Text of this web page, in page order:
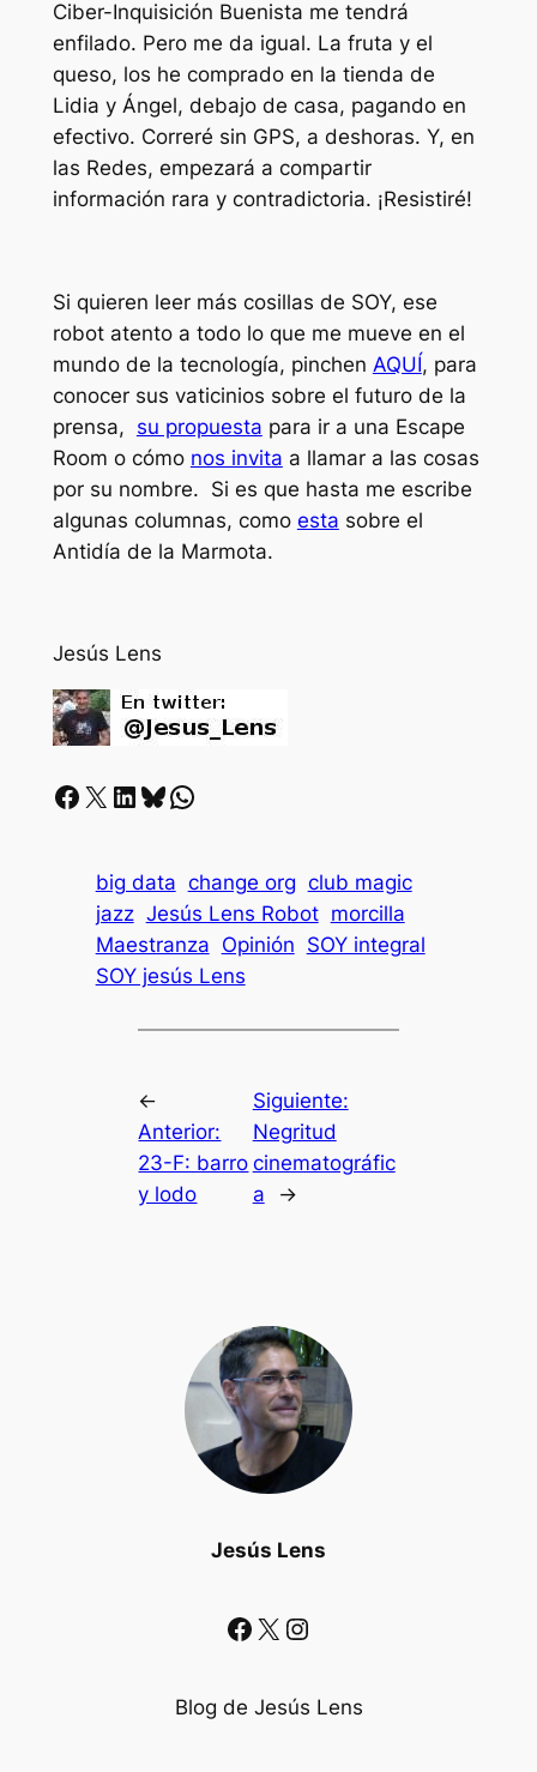
Jesús Lens
Facebook X Instagram
Blog de Jesús Lens
Ciber-Inquisición Buenista me tendrá
enfilado. Pero me da igual. La fruta y el
queso, los he comprado en la tienda de
Lidia y Ángel, debajo de casa, pagando en
efectivo. Correré sin GPS, a deshoras. Y, en
las Redes, empezará a compartir
información rara y contradictoria. ¡Resistiré!
Si quieren leer más cosillas de SOY, ese
robot atento a todo lo que me mueve en el
mundo de la tecnología, pinchen AQUÍ, para
conocer sus vaticinios sobre el futuro de la
prensa, su propuesta para ir a una Escape
Room o cómo nos invita a llamar a las cosas
por su nombre. Si es que hasta me escribe
algunas columnas, como esta sobre el
Antidía de la Marmota.
Jesús Lens
Facebook X LinkedIn Bluesky Whatsapp
big data change org club magic
jazz Jesús Lens Robot morcilla
Maestranza Opinión SOY integral
SOY jesús Lens
←
Anterior:
23-F: barro
y lodo
Siguiente:
Negritud
cinematográfic
a
→